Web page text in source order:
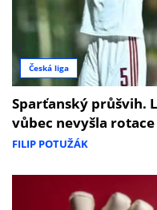
Česká liga
Sparťanský průšvih.
vůbec nevyšla
FILIP POTUŽÁK